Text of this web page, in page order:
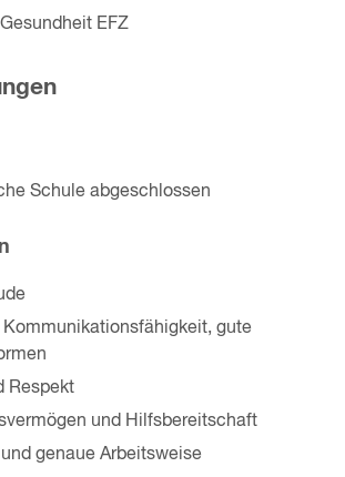
EFZ
Schule abgeschlossen
Kommunikationsfähigkeit, gute
Respekt
und Hilfsbereitschaft
genaue Arbeitsweise